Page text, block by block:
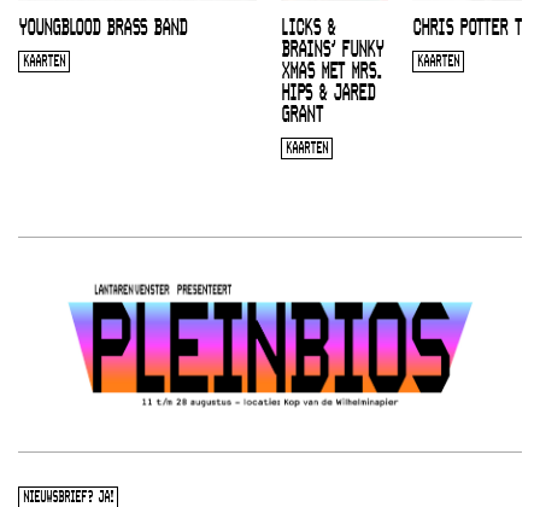
YOUNGBLOOD BRASS BAND
KAARTEN
LICKS &
BRAINS’ FUNKY
XMAS MET MRS.
HIPS & JARED
GRANT
KAARTEN
CHRIS POTTER
KAARTEN
NIEUWSBRIEF? JA!